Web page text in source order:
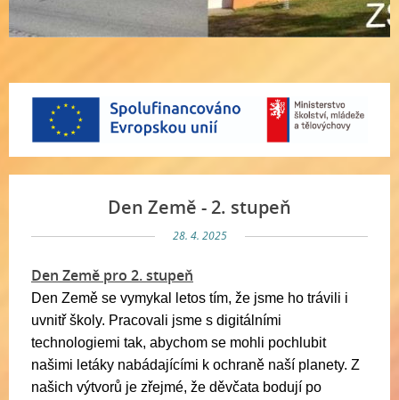
Den Země - 2. stupeň
28. 4. 2025
Den Země pro 2. stupeň
Den Země se vymykal letos tím, že jsme ho trávili i
uvnitř školy. Pracovali jsme s digitálními
technologiemi tak, abychom se mohli pochlubit
našimi letáky nabádajícími k ochraně naší planety. Z
našich výtvorů je zřejmé, že děvčata bodují po